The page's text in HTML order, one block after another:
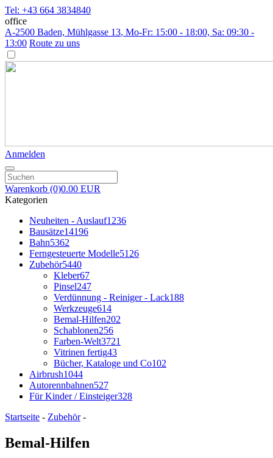
Tel: +43 664 3834840
office
A-2500 Baden, Mühlgasse 13, Mo-Fr: 15:00 - 18:00, Sa: 09:30 -
13:00 Route zu uns
Anmelden
Warenkorb (0)0.00 EUR
Kategorien
Neuheiten - Auslauf1236
Bausätze14196
Bahn5362
Ferngesteuerte Modelle5126
Zubehör5440
Kleber67
Pinsel247
Verdünnung - Reiniger - Lack188
Werkzeuge614
Bemal-Hilfen202
Schablonen256
Farben-Welt3721
Vitrinen fertig43
Bücher, Kataloge und Co102
Airbrush1044
Autorennbahnen527
Für Kinder / Einsteiger328
Startseite - Zubehör-
Bemal-Hilfen